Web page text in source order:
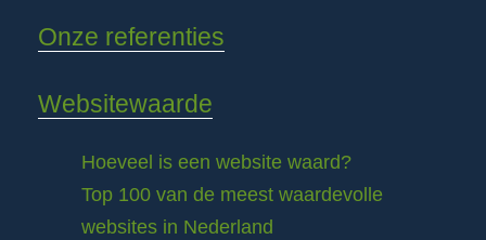
Onze referenties
Websitewaarde
Hoeveel is een website waard?
Top 100 van de meest waardevolle
websites in Nederland